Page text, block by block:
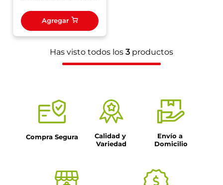
Agregar
Has visto todos los 3 productos
Compra Segura
Calidad y
Variedad
Envío a
Domicilio